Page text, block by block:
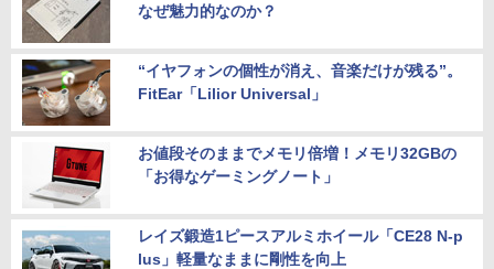
なぜ魅力的なのか？
“イヤフォンの個性が消え、音楽だけが残る”。
FitEar「Lilior Universal」
お値段そのままでメモリ倍増！メモリ32GBの
「お得なゲーミングノート」
レイズ鍛造1ピースアルミホイール「CE28 N-p
lus」軽量なままに剛性を向上